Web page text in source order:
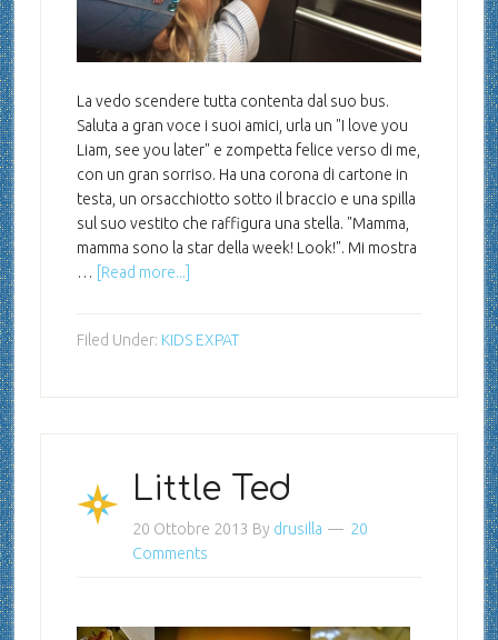
La vedo scendere tutta contenta dal suo bus.
Saluta a gran voce i suoi amici, urla un "I love you
Liam, see you later" e zompetta felice verso di me,
con un gran sorriso. Ha una corona di cartone in
testa, un orsacchiotto sotto il braccio e una spilla
sul suo vestito che raffigura una stella. "Mamma,
mamma sono la star della week! Look!". Mi mostra
…
[Read more...]
Filed Under: KIDS EXPAT
Little Ted
20 Ottobre 2013 By drusilla
20
Comments